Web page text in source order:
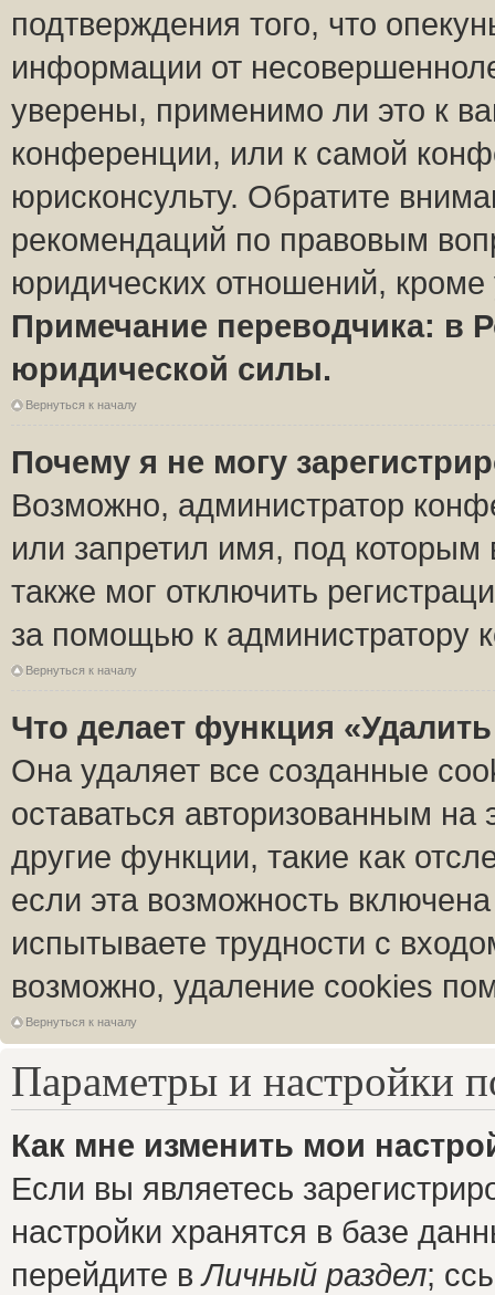
подтверждения того, что
информации от
уверены, применимо ли это к
конференции, или к самой
юрисконсульту. Обратите
рекомендаций по правовым
юридических отношений,
Примечание переводчика: в
юридической силы.
Вернуться к началу
Почему я не могу
Возможно, администратор
или запретил имя, под которым
также мог отключить
за помощью к администратору
Вернуться к началу
Что делает функция
Она удаляет все созданные
оставаться авторизованным
другие функции, такие как
если эта возможность
испытываете трудности с
возможно, удаление cookies
Вернуться к началу
Параметры и настройки
Как мне изменить мои
Если вы являетесь
настройки хранятся в базе
перейдите вЛичный раздел;